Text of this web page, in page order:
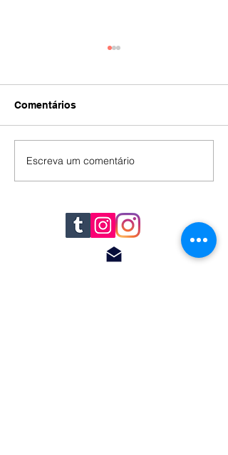
IA
Comentários
Escreva um comentário